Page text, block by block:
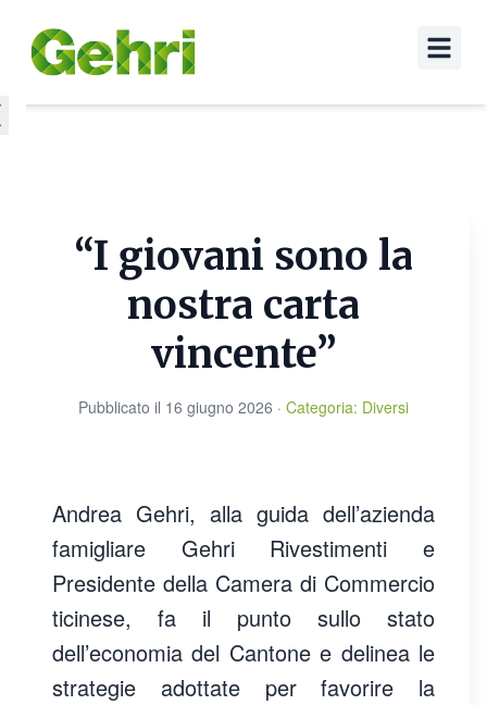
“I giovani sono la
nostra carta
vincente”
Pubblicato il 16 giugno 2026 · Categoria: Diversi
Andrea Gehri, alla guida dell’azienda
famigliare Gehri Rivestimenti e
Presidente della Camera di Commercio
ticinese, fa il punto sullo stato
dell’economia del Cantone e delinea le
strategie adottate per favorire la